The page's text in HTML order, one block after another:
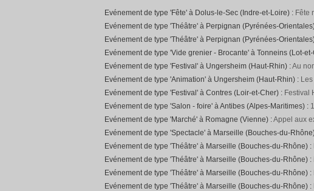
Evénement de type 'Fête' à Dolus-le-Sec (Indre-et-Loire) : Fête
Evénement de type 'Théâtre' à Perpignan (Pyrénées-
Evénement de type 'Théâtre' à Perpignan (Pyrénées-
Evénement de type 'Vide grenier - Brocante' à Tonneins (Lot-
Evénement de type 'Festival' à Ungersheim (Haut-Rhin) :Au
Evénement de type 'Animation' à Ungersheim (Haut-Rhin) :
Evénement de type 'Festival' à Contres (Loir-et-Cher) : Festival
Evénement de type 'Salon - foire' à Antibes (Alpes-Maritimes) :
Evénement de type 'Marché' à Romagne (Vienne) :Appel aux
Evénement de type 'Spectacle' à Marseille (Bouches-du-
Evénement de type 'Théâtre' à Marseille (Bouches-du-Rhône) :
Evénement de type 'Théâtre' à Marseille (Bouches-du-Rhône) :
Evénement de type 'Théâtre' à Marseille (Bouches-du-Rhône) :
Evénement de type 'Théâtre' à Marseille (Bouches-du-Rhône) :